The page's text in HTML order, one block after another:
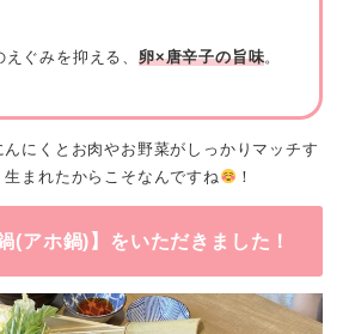
ぐみを抑える、 卵×唐辛子の旨味。
にくとお肉やお野菜がしっかりマッチす
まれたからこそなんですね
！
(アホ鍋)】をいただきました！